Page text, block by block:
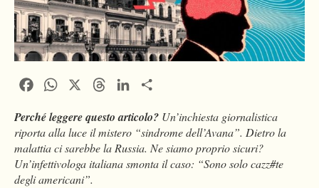
FacebookWhatsApp ThreadsLinkedIn
Perché leggere questo articolo? Un’inchiesta giornalistica
riporta alla luce il mistero “sindrome dell’Avana”. Dietro la
malattia ci sarebbe la Russia. Ne siamo proprio sicuri?
Un’infettivologa italiana smonta il caso: “Sono solo cazz#te
degli americani”.